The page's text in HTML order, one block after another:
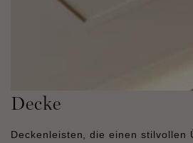
Decke
Deckenleisten, die einen stilvollen